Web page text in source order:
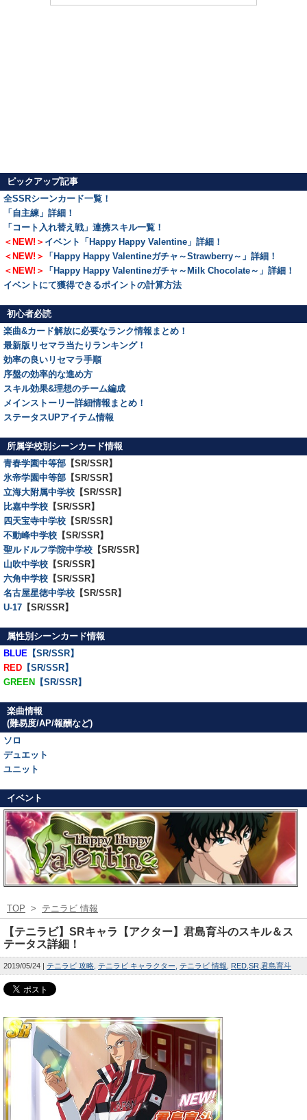
ピックアップ記事
全SSRシーンカード一覧！
「自主練」詳細！
「コート入れ替え戦」連携スキル一覧！
＜NEW!＞ イベント「Happy Happy Valentine」詳細！
＜NEW!＞
「Happy Happy Valentineガチャ～Strawberry～」詳細！
＜NEW!＞
「Happy Happy Valentineガチャ～Milk Chocolate～」詳細！
イベントにて獲得できるポイントの計算方法
初心者必読
楽曲&カード解放に必要なランク情報まとめ！
最新版リセマラ当たりランキング！
効率の良いリセマラ手順
序盤の効率的な進め方
スキル効果&理想のチーム編成
メインストーリー詳細情報まとめ！
ステータスUPアイテム情報
所属学校別シーンカード情報
青春学園中等部 【SR/SSR】
氷帝学園中等部 【SR/SSR】
立海大附属中学校 【SR/SSR】
比嘉中学校 【SR/SSR】
四天宝寺中学校 【SR/SSR】
不動峰中学校 【SR/SSR】
聖ルドルフ学院中学校 【SR/SSR】
山吹中学校 【SR/SSR】
六角中学校 【SR/SSR】
名古屋星徳中学校 【SR/SSR】
U-17 【SR/SSR】
属性別シーンカード情報
BLUE 【SR/SSR】
RED 【SR/SSR】
GREEN 【SR/SSR】
楽曲情報
(難易度/AP/報酬など)
ソロ
デュエット
ユニット
イベント
TOP > テニラビ 情報
【テニラビ】SRキャラ【アクター】君島育斗のスキル＆ス
テータス詳細！
2019/05/24 テニラビ 攻略 テニラビ キャラクター テニラビ 情報 RED SR 君島育斗